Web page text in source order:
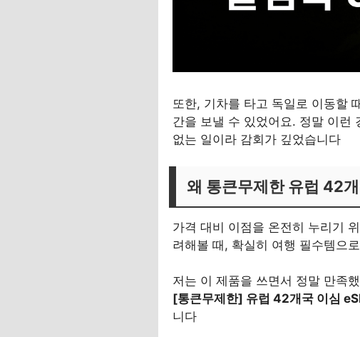
또한, 기차를 타고 독일로 이동할
간을 보낼 수 있었어요. 정말 이런
없는 일이라 감회가 깊었습니다
왜 통큰무제한 유럽 42
가격 대비 이점을 온전히 누리기
려해볼 때, 확실히 여행 필수템으
저는 이 제품을 쓰면서 정말 만족
[통큰무제한] 유럽 42개국 이심
니다